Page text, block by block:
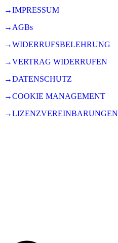
→IMPRESSUM
→AGBs
→WIDERRUFSBELEHRUNG
→VERTRAG WIDERRUFEN
→DATENSCHUTZ
→COOKIE MANAGEMENT
→LIZENZVEREINBARUNGEN